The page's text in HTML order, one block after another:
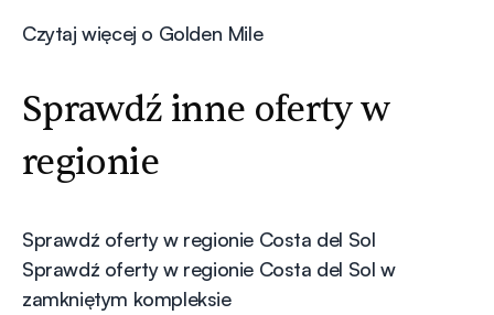
Czytaj więcej o Golden Mile
Sprawdź inne oferty w
regionie
Sprawdź oferty w regionie Costa del Sol
Sprawdź oferty w regionie Costa del Sol w
zamkniętym kompleksie